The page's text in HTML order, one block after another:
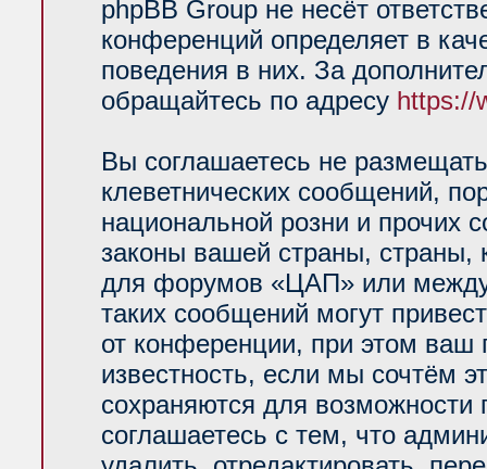
phpBB Group не несёт
конференций определяет в
поведения в них. За
обращайтесь по адресу https://
Вы соглашаетесь не
клеветнических сообщений,
национальной розни и прочих
законы вашей страны, страны,
для форумов «ЦАП» или
таких сообщений могут
от конференции, при этом ваш
известность, если мы сочтём
сохраняются для возможности
соглашаетесь с тем, что